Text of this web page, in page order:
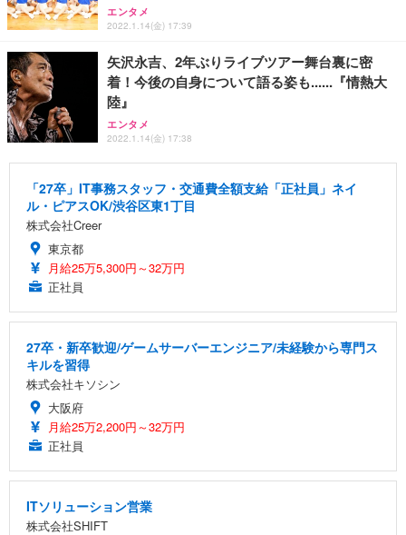
エンタメ
2022.1.14(金) 17:39
矢沢永吉、2年ぶりライブツアー舞台裏に密
着！今後の自身について語る姿も......『情熱大
陸』
エンタメ
2022.1.14(金) 17:38
「27卒」IT事務スタッフ・交通費全額支給「正社員」ネイ
ル・ピアスOK/渋谷区東1丁目
株式会社Creer
東京都
月給25万5,300円～32万円
正社員
27卒・新卒歓迎/ゲームサーバーエンジニア/未経験から専門ス
キルを習得
株式会社キソシン
大阪府
月給25万2,200円～32万円
正社員
ITソリューション営業
株式会社SHIFT